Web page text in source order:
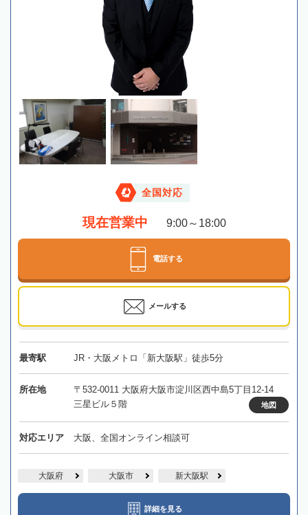
全国対応
現在営業中 9:00～18:00
電話する
メールする
最寄駅 JR・大阪メトロ「新大阪駅」徒歩5分
所在地
〒532-0011 大阪府大阪市淀川区西中島5丁目12-14
三星ビル５階
地図
対応エリア 大阪、全国オンライン相談可
大阪府 大阪市 新大阪駅
詳細を見る